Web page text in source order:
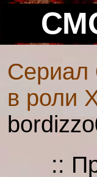
Сериал
в роли
::